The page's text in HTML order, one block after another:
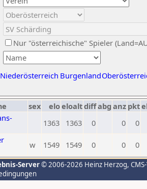
Nur "österreichische" Spieler
Niederösterreich Burgenland
sex eloeloaltdiffabg anz pkt
1363 1363 0 0 0
w 1549 1549 0 0 0
Server© 2006-2026 Heinz Herzog,